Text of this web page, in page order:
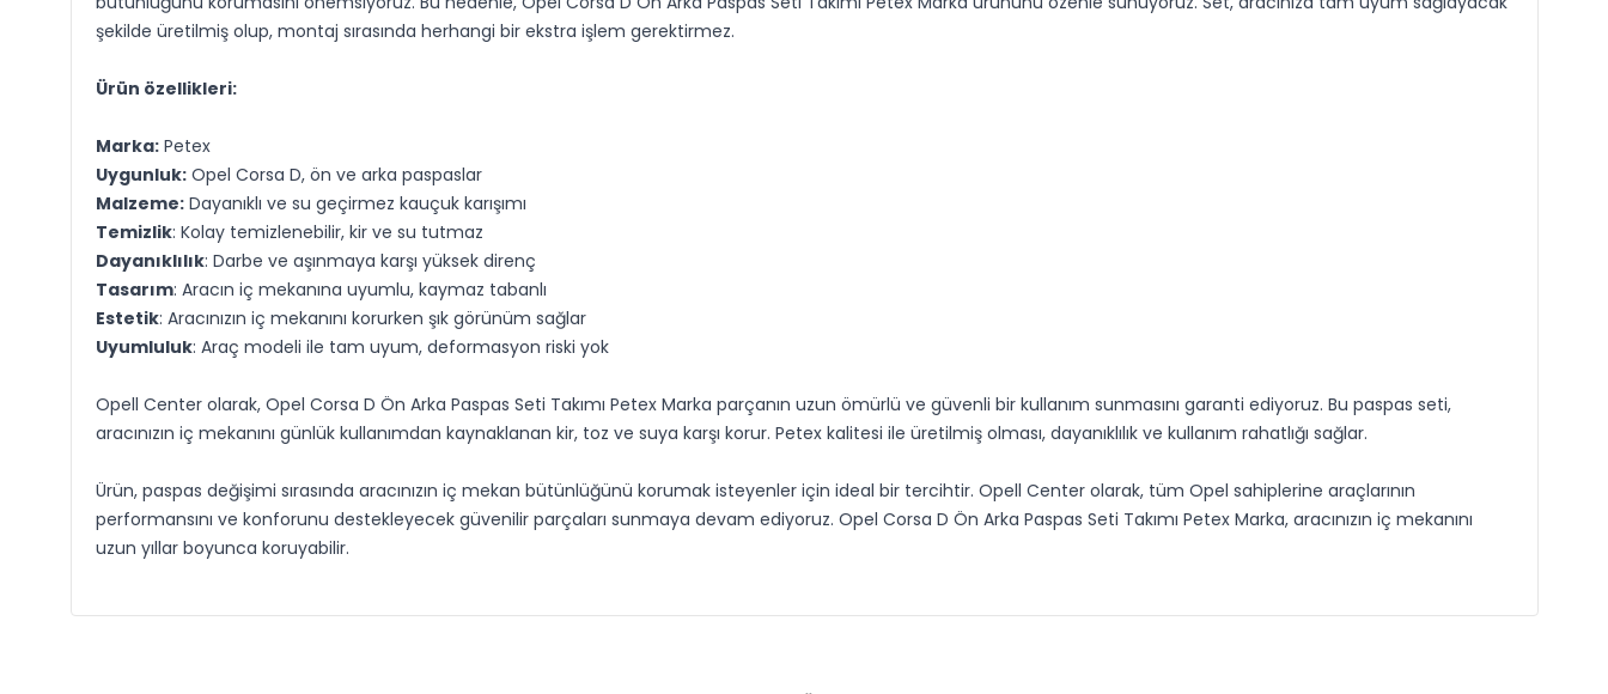
şekilde üretilmiş olup, montaj sırasında herhangi bir ekstra işlem gerektirmez.
Ürün özellikleri:
Marka:Petex
Uygunluk:Opel Corsa D, ön ve arka paspaslar
Malzeme:Dayanıklı ve su geçirmez kauçuk karışımı
Temizlik: Kolay temizlenebilir, kir ve su tutmaz
Dayanıklılık: Darbe ve aşınmaya karşı yüksek direnç
Tasarım: Aracın iç mekanına uyumlu, kaymaz tabanlı
Estetik: Aracınızın iç mekanını korurken şık görünüm sağlar
Uyumluluk: Araç modeli ile tam uyum, deformasyon riski yok
Opell Center olarak, Opel Corsa D Ön Arka Paspas Seti Takımı Petex Marka parçanın uzun ömürlü ve güvenli bir kullanım sunmasını garanti ediyoruz. Bu paspas seti,
aracınızın iç mekanını günlük kullanımdan kaynaklanan kir, toz ve suya karşı korur. Petex kalitesi ile üretilmiş olması, dayanıklılık ve kullanım rahatlığı sağlar.
Ürün, paspas değişimi sırasında aracınızın iç mekan bütünlüğünü korumak isteyenler için ideal bir tercihtir. Opell Center olarak, tüm Opel sahiplerine araçlarının
performansını ve konforunu destekleyecek güvenilir parçaları sunmaya devam ediyoruz. Opel Corsa D Ön Arka Paspas Seti Takımı Petex Marka, aracınızın iç mekanını
uzun yıllar boyunca koruyabilir.